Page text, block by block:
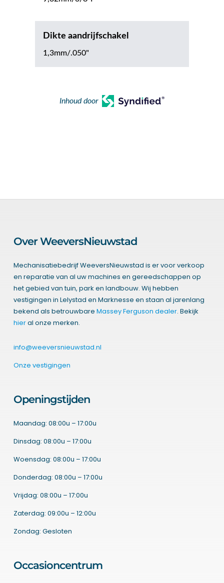
Dikte aandrijfschakel
1,3mm/.050"
Inhoud door
Over WeeversNieuwstad
Mechanisatiebedrijf WeeversNieuwstad is er voor verkoop
en reparatie van al uw machines en gereedschappen op
het gebied van tuin, park en landbouw. Wij hebben
vestigingen in Lelystad en Marknesse en staan al jarenlang
bekend als betrouwbare Massey Ferguson dealer. Bekijk
hieral onze merken.
info@weeversnieuwstad.nl
Onze vestigingen
Openingstijden
Maandag: 08:00u – 17:00u
Dinsdag: 08:00u – 17:00u
Woensdag: 08:00u – 17:00u
Donderdag: 08:00u – 17:00u
Vrijdag: 08:00u – 17:00u
Zaterdag: 09:00u – 12:00u
Zondag: Gesloten
Occasioncentrum